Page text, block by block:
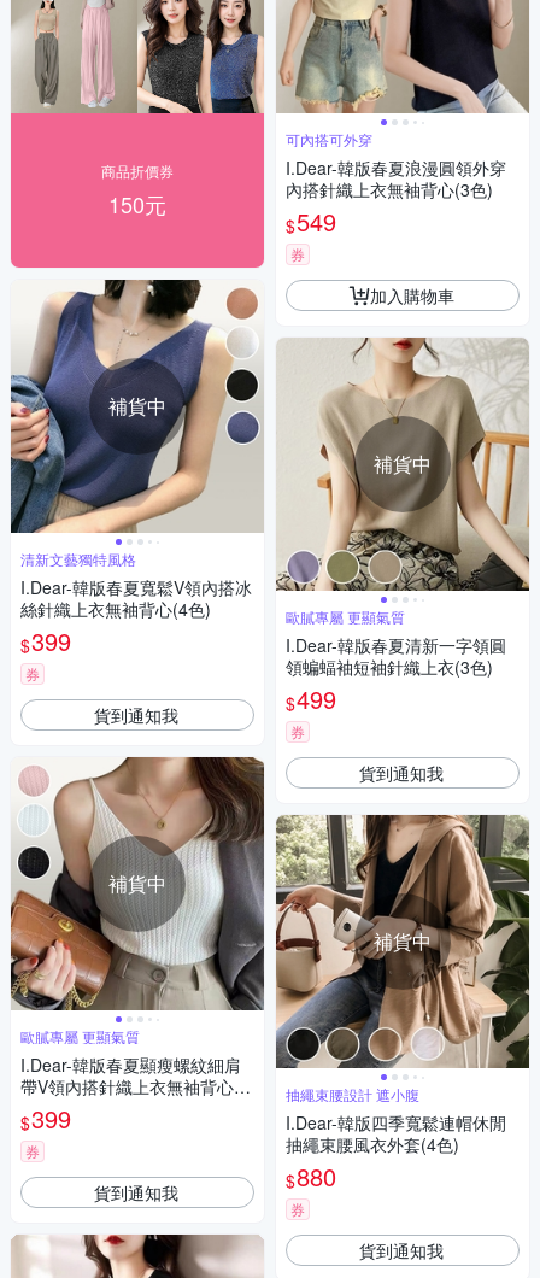
商品折價券
150元
補貨中
清新文藝獨特風格
I.Dear-韓版春夏寬鬆V領內搭冰
絲針織上衣無袖背心(4色)
$399
券
貨到通知我
補貨中
歐膩專屬 更顯氣質
I.Dear-韓版春夏顯瘦螺紋細肩
帶V領內搭針織上衣無袖背心(3
色)短版/高腰/露肚
$399
券
貨到通知我
可內搭可外穿
I.Dear-韓版春夏浪漫圓領外穿
內搭針織上衣無袖背心(3色)
$549
券
加入購物車
補貨中
歐膩專屬 更顯氣質
I.Dear-韓版春夏清新一字領圓
領蝙蝠袖短袖針織上衣(3色)
$499
券
貨到通知我
補貨中
抽繩束腰設計 遮小腹
I.Dear-韓版四季寬鬆連帽休閒
抽繩束腰風衣外套(4色)
$880
券
貨到通知我